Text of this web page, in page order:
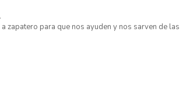
zapatero para que nos ayuden y nos sarven de las